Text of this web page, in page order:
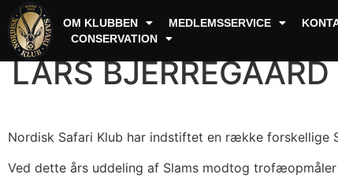
OM KLUBBEN MEDLEMSSERVICE
CONSERVATION
Nordisk Safari Klub
LARS
Nordisk Safari Klub har indstiftet en række forskellige
Ved dette års uddeling af Slams modtog